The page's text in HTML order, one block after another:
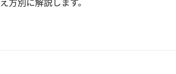
方別に解説します。